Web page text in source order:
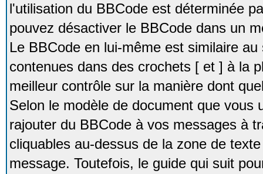
l'utilisation du BBCode est déterminée
pouvez désactiver le BBCode dans un
Le BBCode en lui-même est similaire
contenues dans des crochets [ et ] à la
meilleur contrôle sur la manière dont
Selon le modèle de document que vous
rajouter du BBCode à vos messages à
cliquables au-dessus de la zone de
message. Toutefois, le guide qui suit